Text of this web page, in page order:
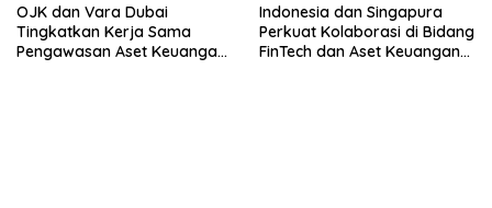
OJK dan Vara Dubai
Tingkatkan Kerja Sama
Pengawasan Aset Keuangan
Indonesia dan Singapura
Perkuat Kolaborasi di Bidang
FinTech dan Aset Keuangan